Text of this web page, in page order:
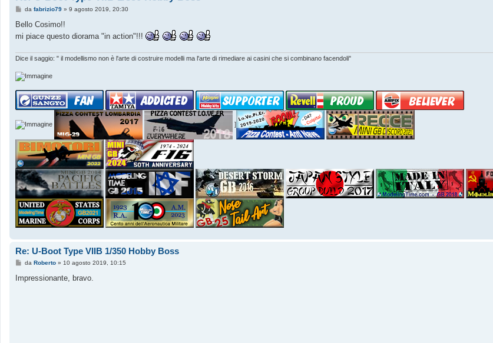
M
s
a
i
da fabrizio79» 9 agosto 2019, 20:30
Bello Cosimo!!
mi piace questo diorama "in action"!!!
Dice il saggio: " il modellismo non è l'arte di costruire modelli ma l'arte di rimediare ai casini che si combinano facendoli"
]
Re: U-Boot Type VIIB 1/350 Hobby Boss
M
s
s
da Roberto» 10 agosto 2019, 10:15
Impressionante, bravo.